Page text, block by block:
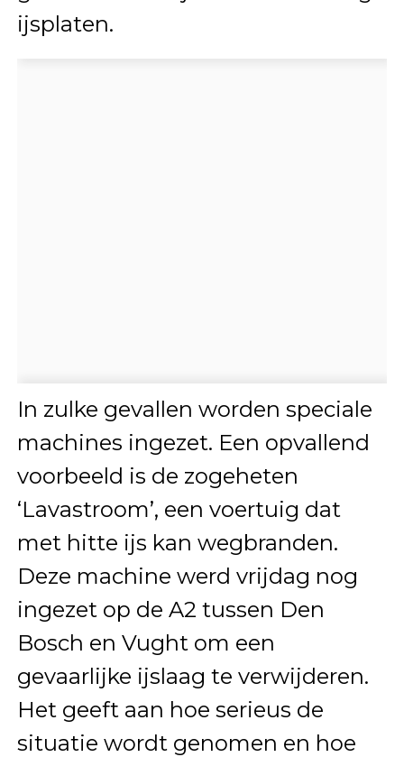
ijsplaten.
In zulke gevallen worden speciale
machines ingezet. Een opvallend
voorbeeld is de zogeheten
‘Lavastroom’, een voertuig dat
met hitte ijs kan wegbranden.
Deze machine werd vrijdag nog
ingezet op de A2 tussen Den
Bosch en Vught om een
gevaarlijke ijslaag te verwijderen.
Het geeft aan hoe serieus de
situatie wordt genomen en hoe